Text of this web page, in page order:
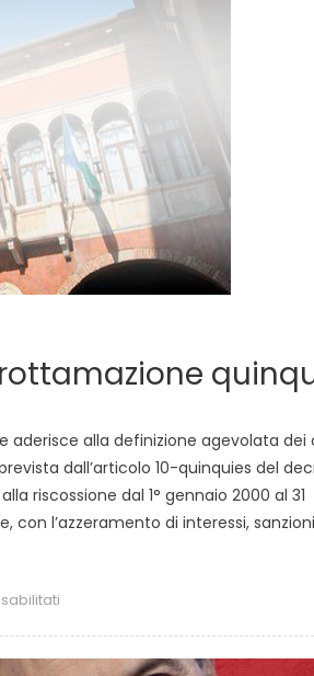
aderisce alla definizione agevolata dei
dall’articolo 10-quinquies del
riscossione dal 1° gennaio 2000 al 31
l’azzeramento di interessi,